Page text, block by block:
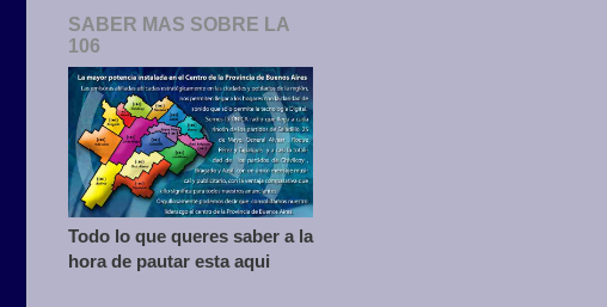
SABER MAS SOBRE LA
106
Todo lo que queres saber a la
hora de pautar esta aqui